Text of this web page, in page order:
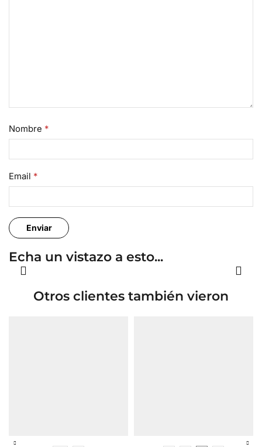
Nombre *
Email *
Echa un vistazo a esto...
Otros clientes también vieron